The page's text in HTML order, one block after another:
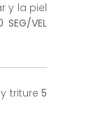
y la piel
SEG/VEL
triture5